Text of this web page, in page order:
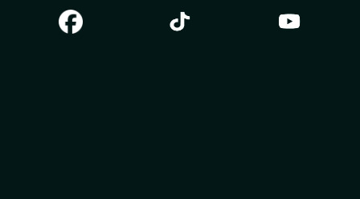
mẹ ưa chọn vì có thể thiết kế theo phong cách, sở thích riêng,
bày biện phù hợp nhiều món ăn.